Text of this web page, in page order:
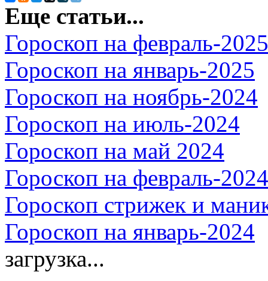
Еще статьи...
Гороскоп на февраль-2025
Гороскоп на январь-2025
Гороскоп на ноябрь-2024
Гороскоп на июль-2024
Гороскоп на май 2024
Гороскоп на февраль-2024
Гороскоп стрижек и
Гороскоп на январь-2024
загрузка...